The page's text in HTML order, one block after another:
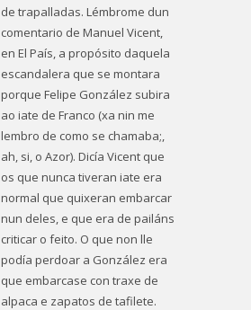
de trapalladas. Lémbrome dun
comentario de Manuel Vicent,
en El País, a propósito daquela
escandalera que se montara
porque Felipe González subira
ao iate de Franco (xa nin me
lembro de como se chamaba;,
ah, si, o Azor). Dicía Vicent que
os que nunca tiveran iate era
normal que quixeran embarcar
nun deles, e que era de pailáns
criticar o feito. O que non lle
podía perdoar a González era
que embarcase con traxe de
alpaca e zapatos de tafilete.